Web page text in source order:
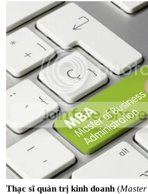
Thạc sĩ quản trị kinh doanh (